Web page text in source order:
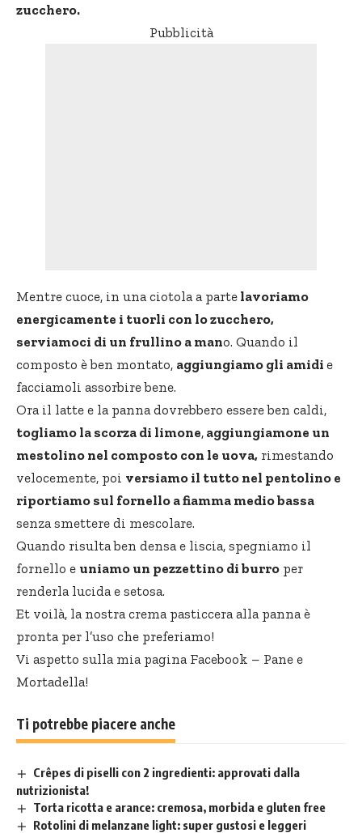
zucchero.
Pubblicità
Mentre cuoce, in una ciotola a parte lavoriamo
energicamente i tuorli con lo zucchero,
serviamoci di un frullino a mano. Quando il
composto è ben montato, aggiungiamo gli amidi e
facciamoli assorbire bene.
Ora il latte e la panna dovrebbero essere ben caldi,
togliamo la scorza di limone, aggiungiamone un
mestolino nel composto con le uova, rimestando
velocemente, poi versiamo il tutto nel pentolino e
riportiamo sul fornello a fiamma medio bassa
senza smettere di mescolare.
Quando risulta ben densa e liscia, spegniamo il
fornello e uniamo un pezzettino di burro per
renderla lucida e setosa.
Et voilà, la nostra crema pasticcera alla panna è
pronta per l’uso che preferiamo!
Vi aspetto sulla mia pagina Facebook – Pane e
Mortadella!
Ti potrebbe piacere anche
Crêpes di piselli con 2 ingredienti: approvati dalla
nutrizionista!
Torta ricotta e arance: cremosa, morbida e gluten free
Rotolini di melanzane light: super gustosi e leggeri